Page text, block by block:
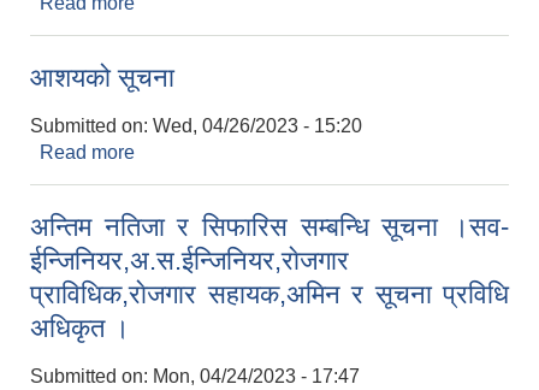
आशयको सूचना
Submitted on: Wed, 04/26/2023 - 15:20
Read more
अन्तिम नतिजा र सिफारिस सम्बन्धि सूचना ।सव-
ईन्जिनियर,अ.स.ईन्जिनियर,राेजगार
प्राविधिक,राेजगार सहायक,अमिन र सूचना प्रविधि
अधिकृत ।
Submitted on: Mon, 04/24/2023 - 17:47